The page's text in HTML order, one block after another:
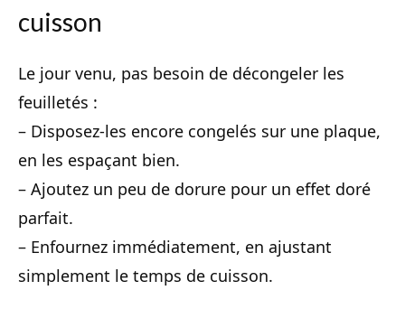
cuisson
Le jour venu, pas besoin de décongeler les
feuilletés :
– Disposez-les encore congelés sur une plaque,
en les espaçant bien.
– Ajoutez un peu de dorure pour un effet doré
parfait.
– Enfournez immédiatement, en ajustant
simplement le temps de cuisson.